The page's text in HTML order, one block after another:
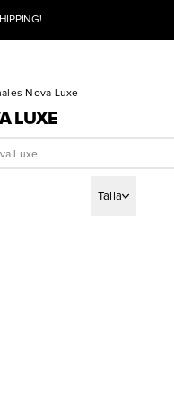
Nova Luxe
LUXE
Talla